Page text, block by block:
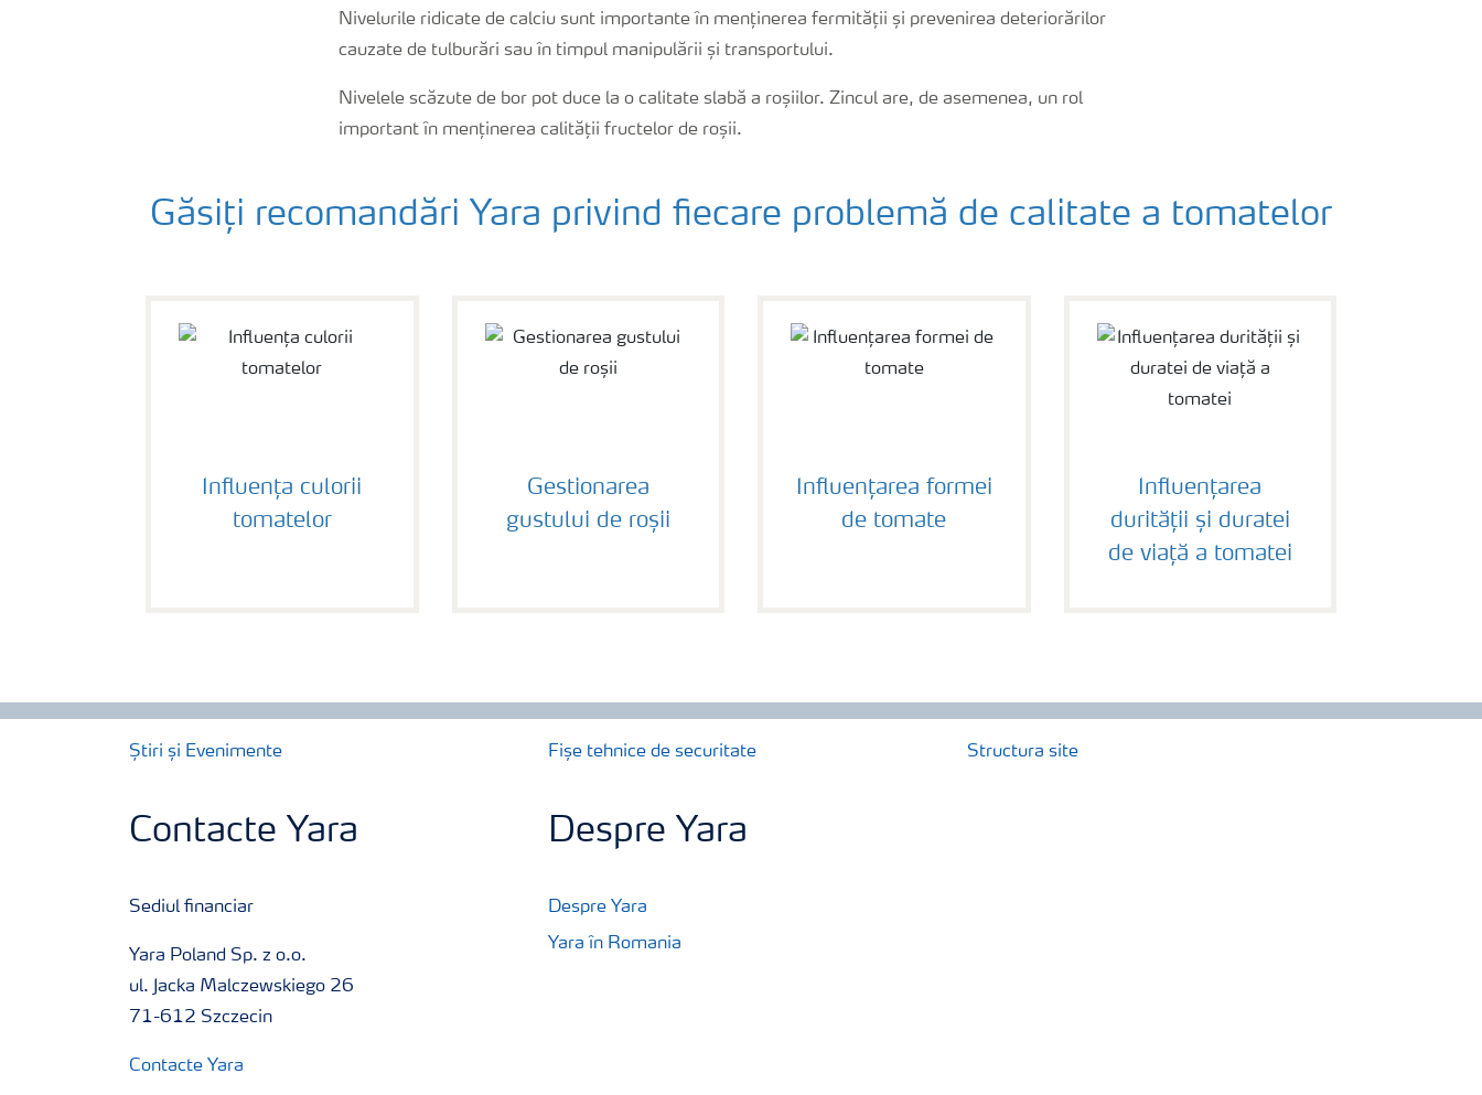
Nivelurile ridicate de calciu sunt importante în menținerea fermității și prevenirea deteriorărilor
cauzate de tulburări sau în timpul manipulării și transportului.
Nivelele scăzute de bor pot duce la o calitate slabă a roșiilor. Zincul are, de asemenea, un rol
important în menținerea calității fructelor de roșii.
Găsiți recomandări Yara privind fiecare problemă de calitate a tomatelor
Influența culorii
tomatelor
Gestionarea
gustului de roșii
Influențarea formei
de tomate
Influențarea
durității și duratei
de viață a tomatei
Știri și Evenimente Fișe tehnice de securitate Structura site
Contacte Yara
Sediul financiar
Yara Poland Sp. z o.o.
ul. Jacka Malczewskiego 26
71-612 Szczecin
Contacte Yara
Despre Yara
Despre Yara
Yara în Romania